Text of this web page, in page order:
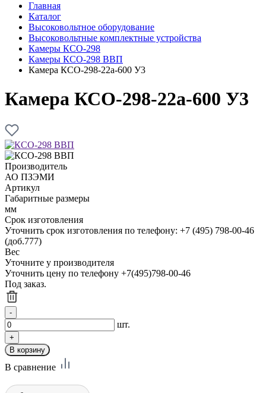
Главная
Каталог
Высоковольтное оборудование
Высоковольтные комплектные устройства
Камеры КСО-298
Камеры КСО-298 ВВП
Камера КСО-298-22а-600 У3
Камера КСО-298-22а-600 У3
Производитель
АО ПЗЭМИ
Артикул
Габаритные размеры
мм
Срок изготовления
Уточнить срок изготовления по телефону: +7 (495) 798-00-46
(доб.777)
Вес
Уточните у производителя
Уточнить цену по телефону +7(495)798-00-46
Под заказ.
шт.
В сравнение